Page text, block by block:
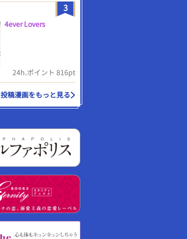
3
4ever Lovers
24h.ポイント 816pt
投稿漫画をもっと見る